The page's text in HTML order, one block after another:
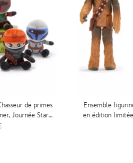
de primes
Journée Star
cm
Ensemble
en édition